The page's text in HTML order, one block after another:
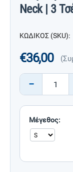
Neck | 3
ΚΩΔΙΚΟΣ (SKU):
€36,00
−
Μέγεθος: